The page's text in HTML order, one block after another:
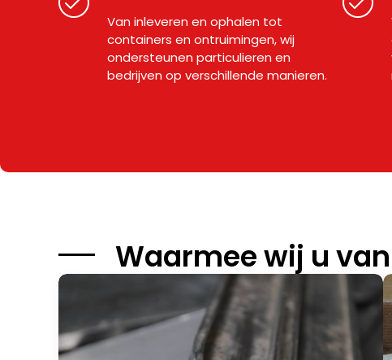
Van inleveren en ophalen tot
containers en ontruimingen, wij
ondersteunen particulieren en
bedrijven op verschillende manieren.
Waarmee wij u